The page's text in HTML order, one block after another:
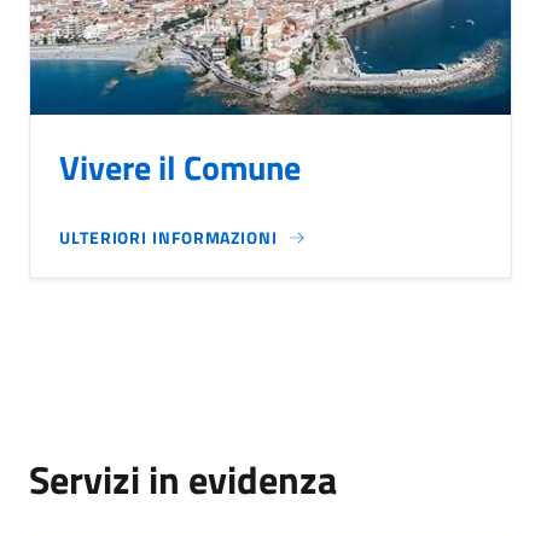
Vivere il Comune
ULTERIORI INFORMAZIONI
Servizi in evidenza